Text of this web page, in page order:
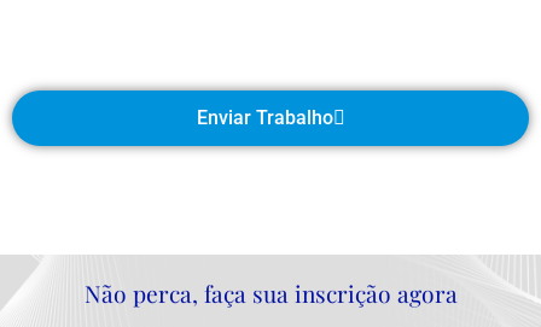
Enviar Trabalho
Não perca, faça sua inscrição agora